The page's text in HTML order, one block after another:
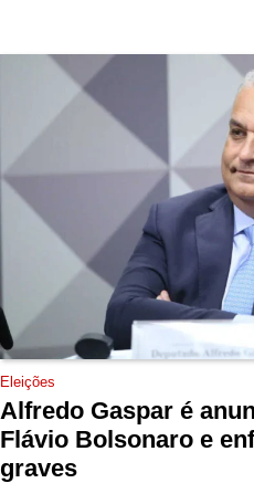
Eleições
Alfredo Gaspar é
Flávio Bolsonaro e
graves